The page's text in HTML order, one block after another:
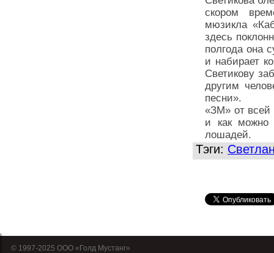
скором
мюзикла
здесь
полгода она
и набирает
Светикову
другим
песни».
«ЗМ» от всей
и как можно
лошадей.
Тэги:
© 1997-2025 OOO «Голд Мустанг»